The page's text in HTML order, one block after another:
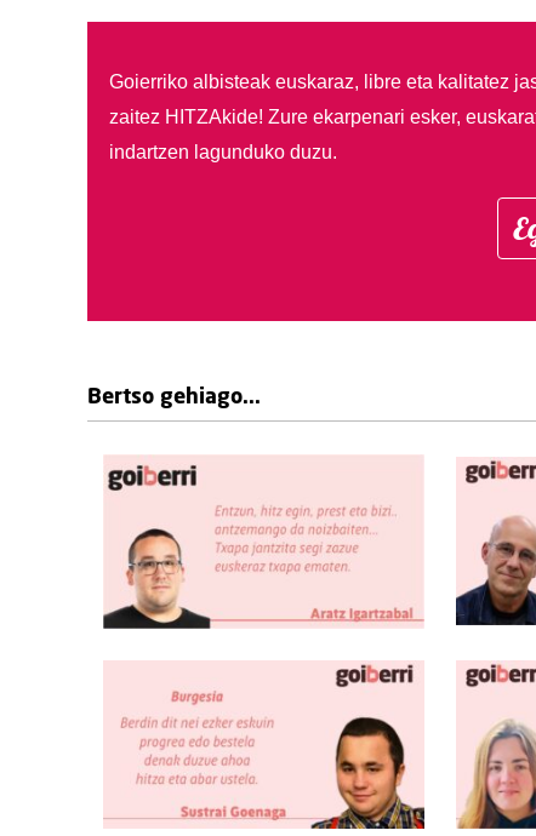
Goierriko albisteak euskaraz, libre eta kalitatez
zaitez HITZAkide! Zure ekarpenari esker,
indartzen lagunduko duzu.
Bertso gehiago...